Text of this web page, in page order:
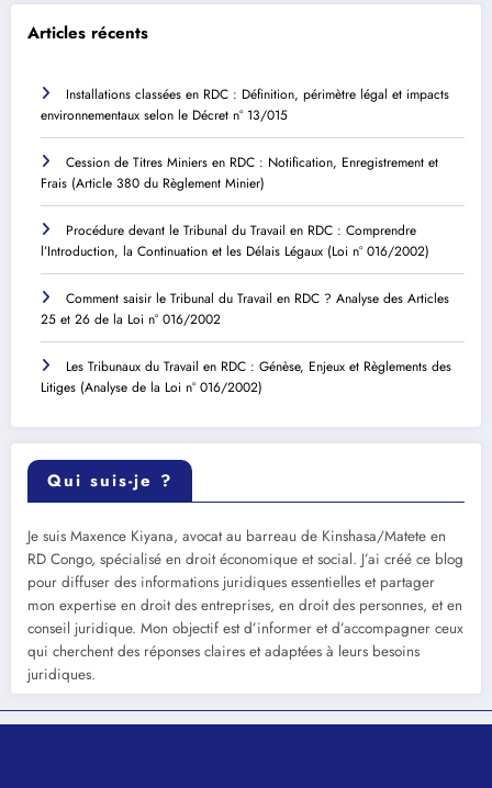
Articles récents
Installations classées en RDC : Définition, périmètre légal et impacts
environnementaux selon le Décret n° 13/015
Cession de Titres Miniers en RDC : Notification, Enregistrement et
Frais (Article 380 du Règlement Minier)
Procédure devant le Tribunal du Travail en RDC : Comprendre
l’Introduction, la Continuation et les Délais Légaux (Loi n° 016/2002)
Comment saisir le Tribunal du Travail en RDC ? Analyse des Articles
25 et 26 de la Loi n° 016/2002
Les Tribunaux du Travail en RDC : Génèse, Enjeux et Règlements des
Litiges (Analyse de la Loi n° 016/2002)
Qui suis-je ?
Je suis Maxence Kiyana, avocat au barreau de Kinshasa/Matete en
RD Congo, spécialisé en droit économique et social. J’ai créé ce blog
pour diffuser des informations juridiques essentielles et partager
mon expertise en droit des entreprises, en droit des personnes, et en
conseil juridique. Mon objectif est d’informer et d’accompagner ceux
qui cherchent des réponses claires et adaptées à leurs besoins
juridiques.